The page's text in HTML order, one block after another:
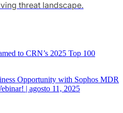
threat landscape.
to CRN’s 2025 Top 100
Opportunity with Sophos MDR
| agosto 11, 2025